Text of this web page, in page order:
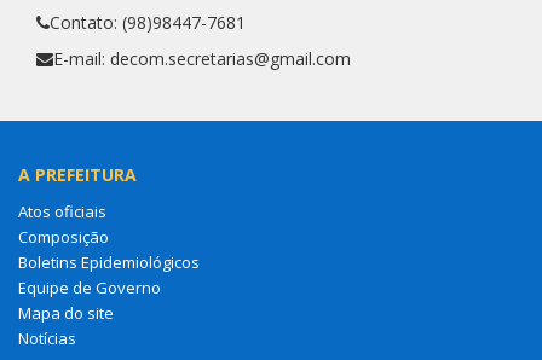
Contato: (98)98447-7681
E-mail: decom.secretarias@gmail.com
A PREFEITURA
Atos oficiais
Composição
Boletins Epidemiológicos
Equipe de Governo
Mapa do site
Notícias